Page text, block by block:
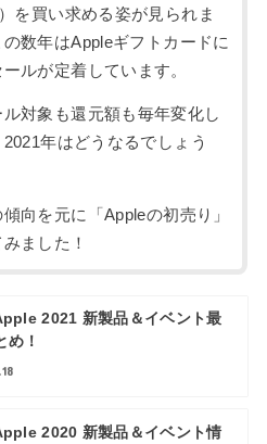
を買い求める姿が見られま
の数年はAppleギフトカードに
ルが定着しています。
対象も還元額も毎年変化し
年はどうなるでしょう
向を元に「Appleの初売り」
ました！
2021 新製品＆イベント最
め！
2020 新製品＆イベント情